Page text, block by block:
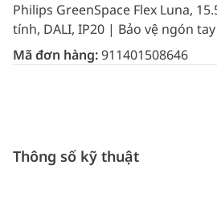
Philips GreenSpace Flex Luna,
tính, DALI, IP20 | Bảo vệ ngón tay
Mã đơn hàng:911401508646
Thông số kỹ thuật